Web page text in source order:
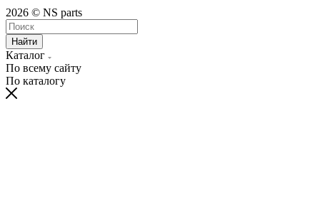
2026 © NS parts
Найти
Каталог
По всему сайту
По каталогу